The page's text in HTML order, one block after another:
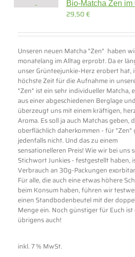
Bio-Matcha Zen
29,50€
Unseren neuen Matcha "Zen" haben
monatelang im Alltag erprobt. Da er
unser Grünteejunkie-Herz erobert hat,
höchste Zeit für die Aufnahme in
"Zen" ist ein sehr individueller Matcha,
aus einer abgeschiedenen Berglage und
überzeugt uns mit einem kräftigen,
Aroma. Es soll ja auch Matchas geben,
oberflächlich daherkommen - für "Zen"
jedenfalls nicht. Und das zu einem
sensationelleren Preis! Wie wir bei uns
Stichwort Junkies - festgestellt haben,
Verbrauch an 30g-Packungen
Für alle, die auch eine etwas höhere
beim Konsum haben, führen wir
einen Standbodenbeutel mit der
Menge ein. Noch günstiger für Euch ist
übrigens auch!
inkl. 7 % MwSt.